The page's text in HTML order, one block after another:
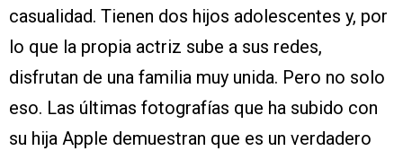
casualidad. Tienen dos hijos adolescentes y, por
lo que la propia actriz sube a sus redes,
disfrutan de una familia muy unida. Pero no solo
eso. Las últimas fotografías que ha subido con
su hija Apple demuestran que es un verdadero